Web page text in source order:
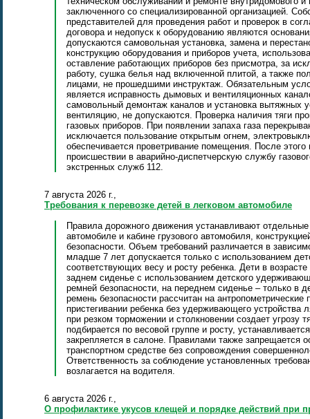
заключенного со специализированной организацией.
представителей для проведения работ и проверок в
договора и недопуск к оборудованию являются
допускаются самовольная установка, замена и
конструкцию оборудования и приборов учета,
оставление работающих приборов без присмотра, за
работу, сушка белья над включенной плитой, а также
лицами, не прошедшими инструктаж. Обязательным
является исправность дымовых и вентиляционных
самовольный демонтаж каналов и установка вытяжных
вентиляцию, не допускаются. Проверка наличия тяги
газовых приборов. При появлении запаха газа
исключается пользование открытым огнем,
обеспечивается проветривание помещения. После
происшествии в аварийно-диспетчерскую службу
экстренных служб 112.
7 августа 2026 г.,
Требования к перевозке детей в легковом автомобиле
Правила дорожного движения устанавливают
автомобиле и кабине грузового автомобиля,
безопасности. Объем требований различается в
младше 7 лет допускается только с использованием
соответствующих весу и росту ребенка. Дети в
заднем сиденье с использованием детского
ремней безопасности, на переднем сиденье – только
ремень безопасности рассчитан на
пристегивании ребенка без удерживающего устройства
при резком торможении и столкновении создает
подбирается по весовой группе и росту,
закрепляется в салоне. Правилами также запрещается
транспортном средстве без сопровождения
Ответственность за соблюдение установленных
возлагается на водителя.
6 августа 2026 г.,
О профилактике укусов клещей и порядке действий при